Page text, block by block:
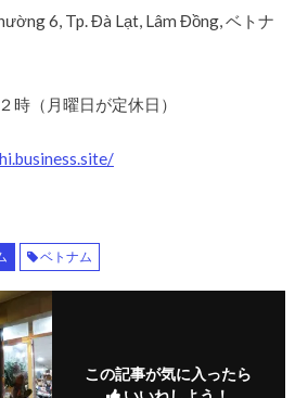
6, Tp. Đà Lạt, Lâm Đồng, ベトナ
時（月曜日が定休日）
ベトナム
この記事が気に入ったら